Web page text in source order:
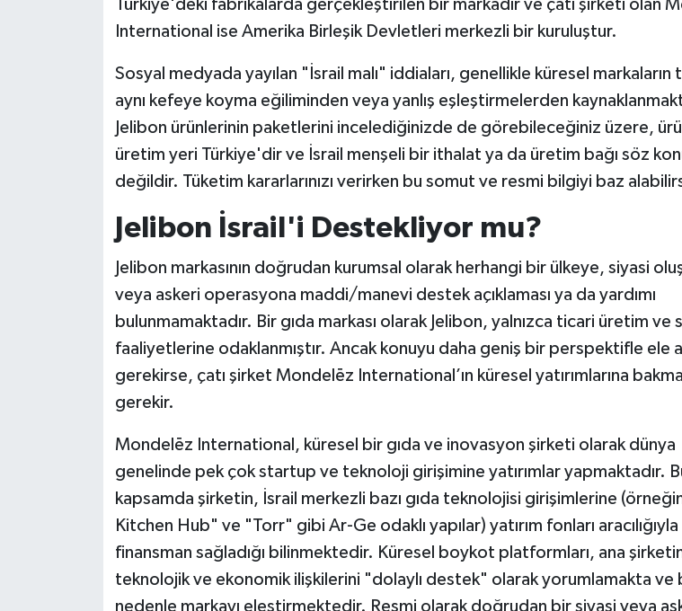
Türkiye'deki fabrikalarda gerçekleştirilen bir markadır ve çatı şirketi olan
International ise Amerika Birleşik Devletleri merkezli bir kuruluştur.
Sosyal medyada yayılan "İsrail malı" iddiaları, genellikle küresel markaların
aynı kefeye koyma eğiliminden veya yanlış eşleştirmelerden
Jelibon ürünlerinin paketlerini incelediğinizde de görebileceğiniz üzere,
üretim yeri Türkiye'dir ve İsrail menşeli bir ithalat ya da üretim bağı söz
değildir. Tüketim kararlarınızı verirken bu somut ve resmi bilgiyi baz
Jelibon İsrail'i Destekliyor mu?
Jelibon markasının doğrudan kurumsal olarak herhangi bir ülkeye, siyasi
veya askeri operasyona maddi/manevi destek açıklaması ya da yardımı
bulunmamaktadır. Bir gıda markası olarak Jelibon, yalnızca ticari üretim ve
faaliyetlerine odaklanmıştır. Ancak konuyu daha geniş bir perspektifle ele
gerekirse, çatı şirket Mondelēz International’ın küresel yatırımlarına
gerekir.
Mondelēz International, küresel bir gıda ve inovasyon şirketi olarak dünya
genelinde pek çok startup ve teknoloji girişimine yatırımlar yapmaktadır.
kapsamda şirketin, İsrail merkezli bazı gıda teknolojisi girişimlerine
Kitchen Hub" ve "Torr" gibi Ar-Ge odaklı yapılar) yatırım fonları aracılığıyla
finansman sağladığı bilinmektedir. Küresel boykot platformları, ana
teknolojik ve ekonomik ilişkilerini "dolaylı destek" olarak yorumlamakta ve
nedenle markayı eleştirmektedir. Resmi olarak doğrudan bir siyasi veya